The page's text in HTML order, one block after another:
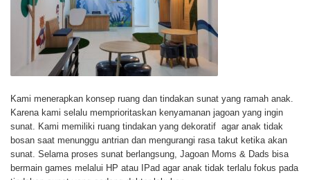
Kami menerapkan konsep ruang dan tindakan sunat yang ramah anak.
Karena kami selalu memprioritaskan kenyamanan jagoan yang ingin
sunat. Kami memiliki ruang tindakan yang dekoratif agar anak tidak
bosan saat menunggu antrian dan mengurangi rasa takut ketika akan
sunat. Selama proses sunat berlangsung, Jagoan Moms & Dads bisa
bermain games melalui HP atau IPad agar anak tidak terlalu fokus pada